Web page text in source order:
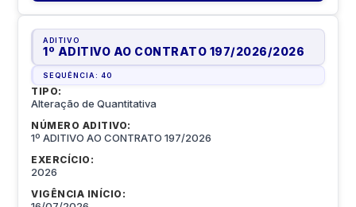
ADITIVO
1º ADITIVO AO CONTRATO 197/2026/2026
SEQUÊNCIA:40
TIPO:
Alteração de Quantitativa
NÚMERO ADITIVO:
1º ADITIVO AO CONTRATO 197/2026
EXERCÍCIO:
2026
VIGÊNCIA INÍCIO: